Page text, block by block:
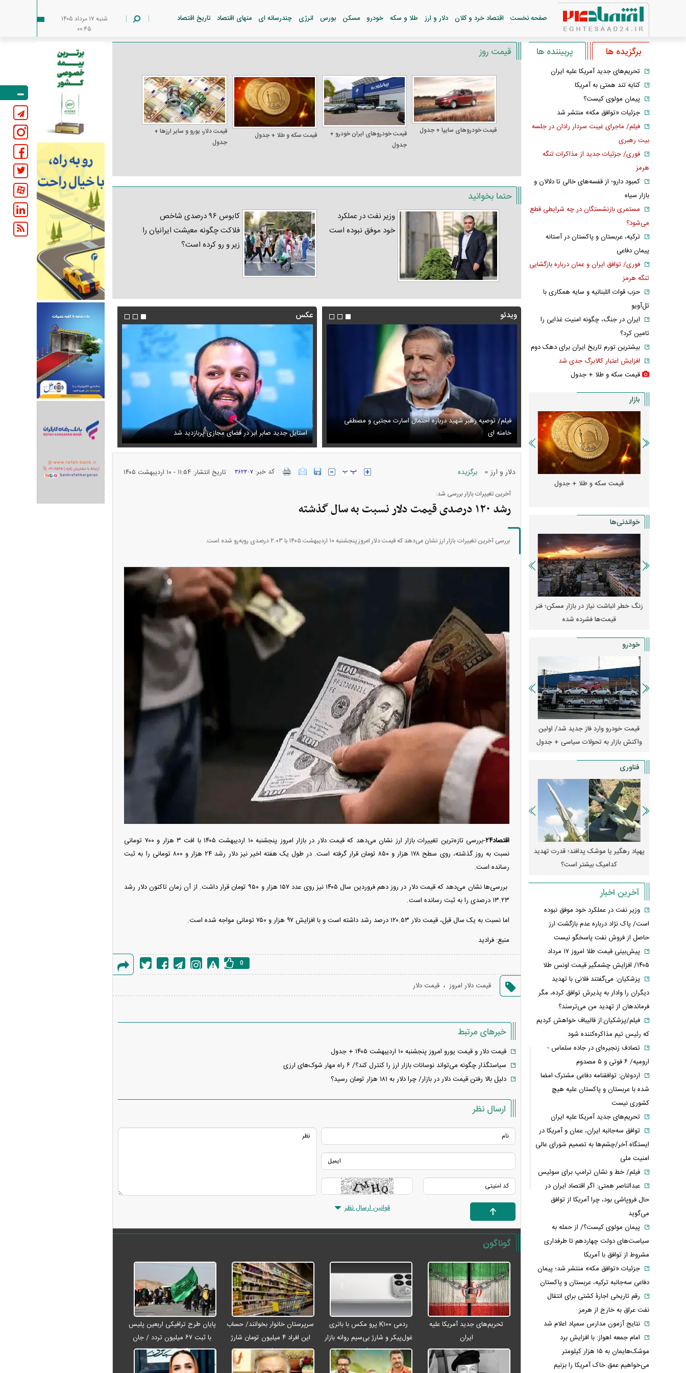
صفحه نخست اقتصاد خرد و کلان دلار و ارز طلا و سکه خودرو مسکن بورس انرژی چندرسانه ای منهای اقتصاد تاریخ اقتصاد
شنبه ۱۷ مرداد ۱۴۰۵
۰۰:۴۵
قیمت روز
قیمت خودرو‌های سایپا + جدول
قیمت خودرو‌های ایران خودرو +
جدول
قیمت سکه و طلا + جدول
قیمت دلار، یورو و سایر ارز‌ها +
جدول
حتما بخوانید
وزیر نفت در عملکرد
خود موفق نبوده است
کابوس ۹۶ درصدی شاخص
فلاکت چگونه معیشت ایرانیان را
زیر و رو کرده است؟
ویدئو
و نشان ترامپ برای سوئیس
فیلم/ توصیه رهبر شهید درباره احتمال اسارت مجتبی و مصطفی
خامنه ای
فیلم/پزشکیان:از قالیباف خواهش کردیم که رئیس تیم مذاکره‌کننده
شود
فیلم/ خط و نشان ترامپ برای سوئیس
عکس
دیده‌نشده ظل‌السلطنه نوه ناصرالدین شاه در لباس دامادی سانسور عجیب تلویزیون همه را متعجب کرد استایل جدید صابر ابر در فضای مجازی پربازدید شد عکس دیده‌نشده ظل‌السلطنه نوه
دلار و ارز » برگزیده کد خبر:۳۶۲۳۰۷ تاریخ انتشار: ۱۱:۵۴ - ۱۰ ارديبهشت ۱۴۰۵
آخرین تغییرات بازار بررسی شد:
رشد ۱۲۰ درصدی قیمت دلار نسبت به سال گذشته
بررسی آخرین تغییرات بازار ارز نشان می‌دهد که قیمت دلار امروز پنجشنبه ۱۰ اردیبهشت ۱۴۰۵ با ۲.۰۳ درصدی رو‌به‌رو شده است.
اقتصاد۲۴
-بررسی تازه‌ترین تغییرات بازار ارز نشان می‌دهد که قیمت دلار در بازار امروز پنجشنبه ۱۰ اردیبهشت ۱۴۰۵ با افت ۳ هزار و ۷۰۰ تومانی
نسبت به روز گذشته، روی سطح ۱۷۸ هزار و ۸۵۰ تومان قرار گرفته است. در طول یک هفته اخیر نیز دلار رشد ۲۴ هزار و ۸۰۰ تومانی را به ثبت
رسانده است.
بررسی‌ها نشان می‌دهد که قیمت دلار در روز دهم فروردین سال ۱۴۰۵ نیز روی عدد ۱۵۷ هزار و ۹۵۰ تومان قرار داشت. از آن زمان تاکنون دلار رشد
۱۳.۲۳ درصدی را به ثبت رسانده است.
اما نسبت به یک سال قبل، قیمت دلار ۱۲۰.۵۳ درصد رشد داشته است و با افزایش ۹۷ هزار و ۷۵۰ تومانی مواجه شده است.
منبع: فرادید
گزارش
0
قیمت دلار امروز ، قیمت دلار
خبرهای مرتبط
قیمت دلار و قیمت یورو امروز پنجشنبه ۱۰ اردیبهشت ۱۴۰۵ + جدول
سیاستگذار چگونه می‌تواند نوسانات بازار ارز را کنترل کند؟/ ۶ راه‌ مهار شوک‌های ارزی
دلیل بالا رفتن قیمت دلار در بازار/ چرا دلار به ۱۸۱ هزار تومان رسید؟
ارسال نظر
قوانین ارسال نظر
گوناگون
تحریم‌های جدید آمریکا علیه
ایران
ردمی K۱۰۰ پرو مکس با باتری
غول‌پیکر و شارژ بی‌سیم روانه بازار
می‌شود
سرپرستان خانوار بخوانند/ حساب
این افراد ۴ میلیون تومان شارژ
شد
پایان طرح ترافیکی اربعین پلیس
با ثبت ۶۷ میلیون تردد / جان
باختن ۲۴ زائر در تصادفات
اربعینی
برگزیده ها پربیننده ها
تحریم‌های جدید آمریکا علیه ایران
کنایه تند همتی به آمریکا
پیمان مولوی کیست؟
جزئیات «توافق مکه» منتشر شد
فیلم/ ماجرای غیبت سردار رادان در جلسه
بیت رهبری
فوری/ جزئیات جدید از مذاکرات تنگه
هرمز
کمبود دارو؛ از قفسه‌های خالی تا دلالان و
بازار سیاه
مستمری بازنشستگان در چه شرایطی قطع
می‌شود؟
ترکیه، عربستان و پاکستان در آستانه
پیمان دفاعی
فوری/ توافق ایران و عمان درباره بازگشایی
تنگه هرمز
حزب قوات اللبنانیه و سایه همکاری با
تل‌آویو
ایران در جنگ، چگونه امنیت غذایی را
تامین کرد؟
بیشترین تورم تاریخ ایران برای دهک دوم
افزایش اعتبار کالابرگ جدی شد
قیمت سکه و طلا + جدول
بازار
قیمت سکه و طلا + جدول
خواندنی‌ها
زنگ خطر انباشت نیاز در بازار مسکن؛ فنر
قیمت‌ها فشرده شده
کارنامه مردود محسن پاک‌ نژاد؛ از افت شدید
درآمد ارزی تا بازی با عزل و نصب‌ها
پیش‌بینی بورس امروز دوشنبه ۱۲ مرداد ماه
خودرو
قیمت خودرو وارد فاز جدید شد/ اولین
واکنش بازار به تحولات سیاسی + جدول
هجوم خودروسازان چینی به اروپا؛ آیا
کارخانه‌های بحران‌زده نجات پیدا می‌کنند؟
واردات خودرو از منطقه آزاد تهران؛ مناظره
داغی که بازار خودرو را تحت تأثیر قرار داد
فناوری
پهپاد رهگیر یا موشک پدافند؛ قدرت تهدید
کدامیک بیشتر است؟
رونمایی از پوکو M ۸ پاور با باتری ۸۰۰۰
میلی‌آمپرساعتی
چین از بمب افکن H-۶N با موشک هسته‌ای
آخرین اخبار
وزیر نفت در عملکرد خود موفق نبوده
است/ پاک نژاد درباره عدم بازگشت ارز
حاصل از فروش نفت پاسخگو نیست
پیش‌بینی قیمت طلا امروز ۱۷ مرداد
۱۴۰۵/ افزایش چشمگیر قیمت اونس طلا
پزشکیان: می‌گفتند فلانی با تهدید
دیگران را وادار به پذیرش توافق کرده، مگر
فرماندهان از تهدید من می‌ترسند؟
فیلم/پزشکیان:از قالیباف خواهش کردیم
که رئیس تیم مذاکره‌کننده شود
تصادف زنجیره‌ای در جاده سلماس -
ارومیه/ ۶ فوتی و ۵ مصدوم
اردوغان: توافقنامه دفاعی مشترک امضا
شده با عربستان و پاکستان علیه هیچ
کشوری نیست
تحریم‌های جدید آمریکا علیه ایران
توافق سه‌جانبه ایران، عمان و آمریکا در
ایستگاه آخر/چشم‌ها به تصمیم شورای عالی
امنیت ملی
فیلم/ خط و نشان ترامپ برای سوئیس
عبدالناصر همتی: اگر اقتصاد ایران در
حال فروپاشی بود، چرا آمریکا از توافق
می‌گوید
پیمان مولوی کیست؟/ از حمله به
سیاست‌های دولت چهاردهم تا طرفداری
مشروط از توافق با آمریکا
جزئیات «توافق مکه» منتشر شد؛ پیمان
دفاعی سه‌جانبه ترکیه، عربستان و پاکستان
رقم تاریخی اجارۀ کشتی برای انتقال
نفت عراق به خارج از هرمز
نتایج آزمون مدارس سمپاد اعلام شد
امام‌ جمعه اهواز: با افزایش برد
موشک‌هایمان به ۱۵ هزار کیلومتر
می‌خواهیم عمق خاک آمریکا را بزنیم